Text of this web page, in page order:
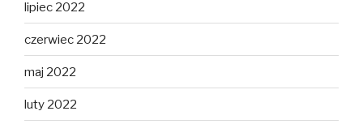
lipiec 2022
czerwiec 2022
maj 2022
luty 2022